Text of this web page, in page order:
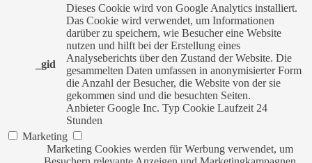
_gid
Dieses Cookie wird von Google Analytics installiert.
Das Cookie wird verwendet, um Informationen
darüber zu speichern, wie Besucher eine Website
nutzen und hilft bei der Erstellung eines
Analyseberichts über den Zustand der Website. Die
gesammelten Daten umfassen in anonymisierter Form
die Anzahl der Besucher, die Website von der sie
gekommen sind und die besuchten Seiten.
Anbieter Google Inc. Typ Cookie Laufzeit 24
Stunden
Marketing
Marketing Cookies werden für Werbung verwendet, um